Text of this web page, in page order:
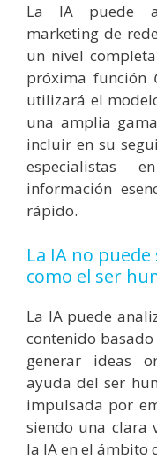
La IA puede
marketing de
un nivel
próxima función
utilizará el
una amplia
incluir en su
especialistas
información
rápido.
La IA no
como el ser
La IA puede
contenido
generar ideas
ayuda del ser
impulsada por
siendo una clara
la IA en el ámbito